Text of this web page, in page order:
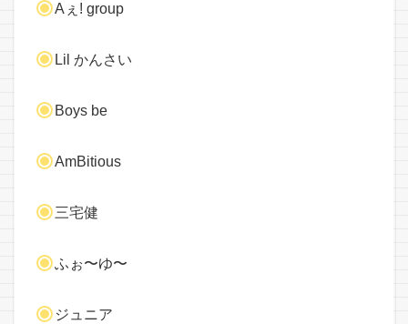
Aぇ! group
Lil かんさい
Boys be
AmBitious
三宅健
ふぉ〜ゆ〜
ジュニア